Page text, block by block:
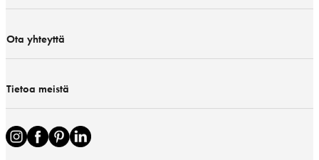
Ota yhteyttä
Tietoa meistä